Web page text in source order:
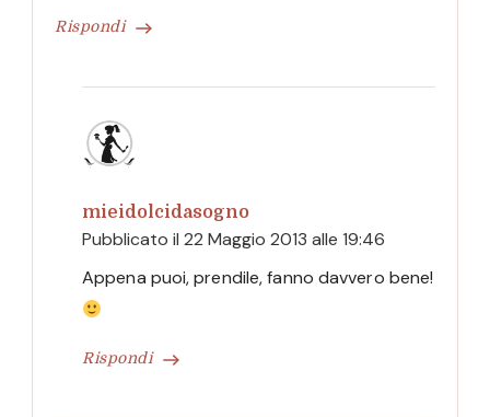
Rispondi
mieidolcidasogno
Pubblicato il 22 Maggio 2013 alle 19:46
Rispondi
Appena puoi, prendile, fanno davvero bene!